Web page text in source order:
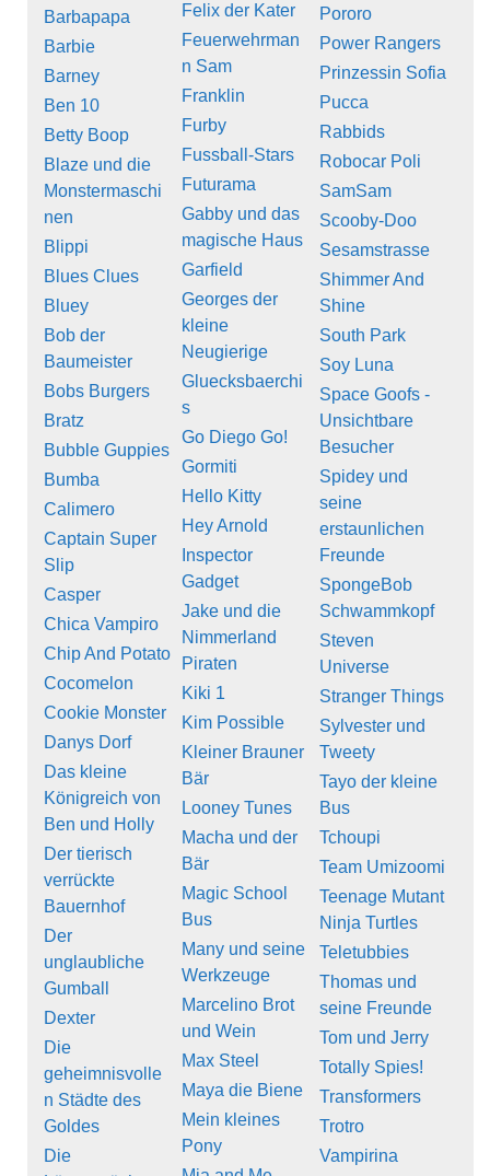
Barbapapa
Barbie
Barney
Ben 10
Betty Boop
Blaze und die
Monstermaschi
nen
Blippi
Blues Clues
Bluey
Bob der
Baumeister
Bobs Burgers
Bratz
Bubble Guppies
Bumba
Calimero
Captain Super
Slip
Casper
Chica Vampiro
Chip And Potato
Cocomelon
Cookie Monster
Danys Dorf
Das kleine
Königreich von
Ben und Holly
Der tierisch
verrückte
Bauernhof
Der
unglaubliche
Gumball
Dexter
Die
geheimnisvolle
n Städte des
Goldes
Die
Felix der Kater
Feuerwehrman
n Sam
Franklin
Furby
Fussball-Stars
Futurama
Gabby und das
magische Haus
Garfield
Georges der
kleine
Neugierige
Gluecksbaerchi
s
Go Diego Go!
Gormiti
Hello Kitty
Hey Arnold
Inspector
Gadget
Jake und die
Nimmerland
Piraten
Kiki 1
Kim Possible
Kleiner Brauner
Bär
Looney Tunes
Macha und der
Bär
Magic School
Bus
Many und seine
Werkzeuge
Marcelino Brot
und Wein
Max Steel
Maya die Biene
Mein kleines
Pony
Pororo
Power Rangers
Prinzessin Sofia
Pucca
Rabbids
Robocar Poli
SamSam
Scooby-Doo
Sesamstrasse
Shimmer And
Shine
South Park
Soy Luna
Space Goofs -
Unsichtbare
Besucher
Spidey und
seine
erstaunlichen
Freunde
SpongeBob
Schwammkopf
Steven
Universe
Stranger Things
Sylvester und
Tweety
Tayo der kleine
Bus
Tchoupi
Team Umizoomi
Teenage Mutant
Ninja Turtles
Teletubbies
Thomas und
seine Freunde
Tom und Jerry
Totally Spies!
Transformers
Trotro
Vampirina